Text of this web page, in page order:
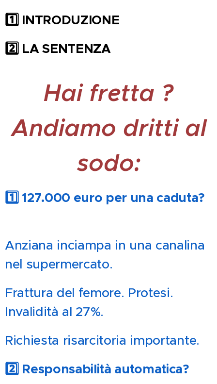
1️INTRODUZIONE
2️LA SENTENZA
Hai fretta ?
Andiamo dritti al
sodo:
1️⃣ 127.000 euro per una caduta?
Anziana inciampa in una canalina
nel supermercato.
Frattura del femore. Protesi.
Invalidità al 27%.
Richiesta risarcitoria importante.
2️⃣ Responsabilità automatica?